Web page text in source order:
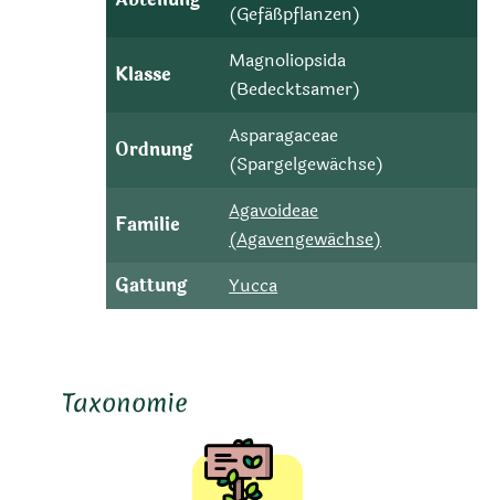
(Gefäßpflanzen)
Klasse
Magnoliopsida
(Bedecktsamer)
Ordnung
Asparagaceae
(Spargelgewächse)
Familie
Agavoideae
(Agavengewächse)
Gattung
Yucca
Taxonomie